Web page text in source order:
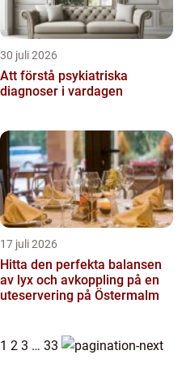
30 juli 2026
Att förstå psykiatriska
diagnoser i vardagen
17 juli 2026
Hitta den perfekta balansen
av lyx och avkoppling på en
uteservering på Östermalm
1 2 3 … 33